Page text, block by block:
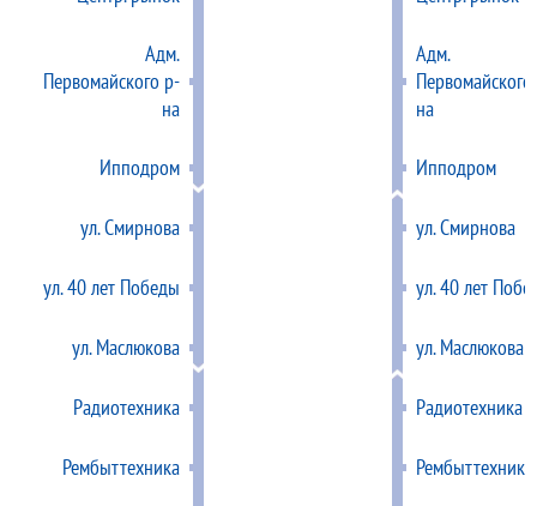
Адм.
Первомайского р-
на
Ипподром
ул. Смирнова
ул. 40 лет Победы
ул. Маслюкова
Радиотехника
Рембыттехника
Адм.
на
Ипподром
ул. Смирнова
ул. 40 лет
ул. Маслюкова
Радиотехника
Рембыттехника